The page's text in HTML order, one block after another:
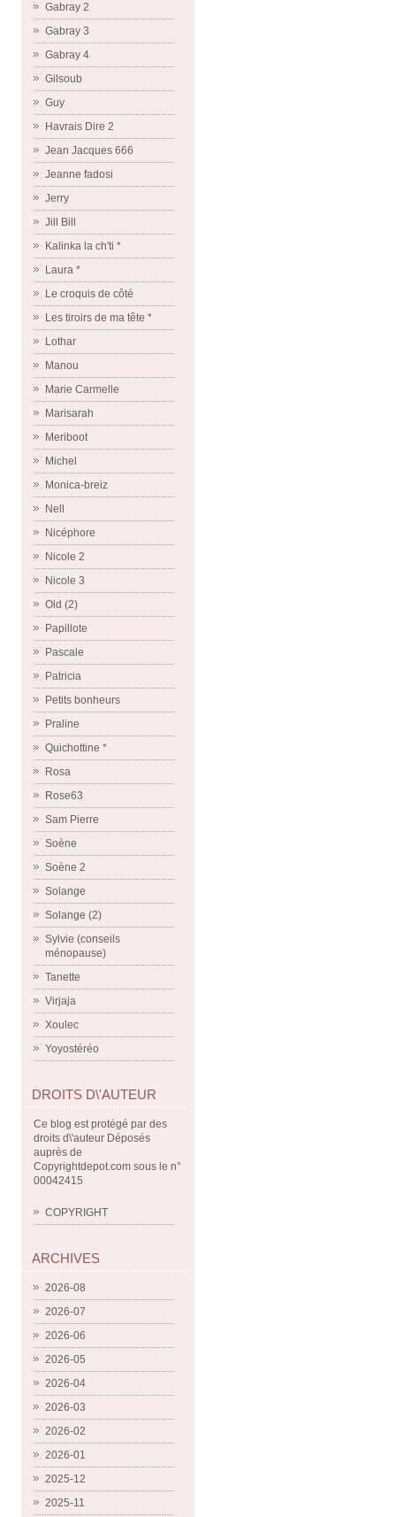
Gabray 2
Gabray 3
Gabray 4
Gilsoub
Guy
Havrais Dire 2
Jean Jacques 666
Jeanne fadosi
Jerry
Jill Bill
Kalinka la ch'ti *
Laura *
Le croquis de côté
Les tiroirs de ma tête *
Lothar
Manou
Marie Carmelle
Marisarah
Meriboot
Michel
Monica-breiz
Nell
Nicéphore
Nicole 2
Nicole 3
Old (2)
Papillote
Pascale
Patricia
Petits bonheurs
Praline
Quichottine *
Rosa
Rose63
Sam Pierre
Soène
Soène 2
Solange
Solange (2)
Sylvie (conseils
ménopause)
Tanette
Virjaja
Xoulec
Yoyostéréo
DROITS D\'AUTEUR
Ce blog est protégé par des
droits d\'auteur Déposés
auprès de
Copyrightdepot.com sous le n°
00042415
COPYRIGHT
ARCHIVES
2026-08
2026-07
2026-06
2026-05
2026-04
2026-03
2026-02
2026-01
2025-12
2025-11